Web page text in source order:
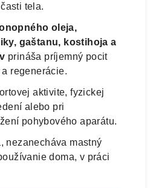
tela.
oleja,
gaštanu, kostihoja a
prináša príjemný pocit
regenerácie.
aktivite, fyzickej
alebo pri
pohybového aparátu.
nezanecháva mastný
doma, v práci